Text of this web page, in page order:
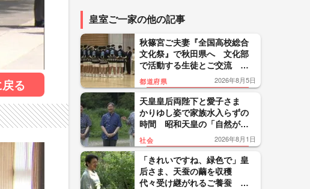
る
皇室ご一家の他の記事
秋篠宮ご夫妻『全国高校総合
文化祭』で秋田県へ 文化部
で活動する生徒とご交流
「何十回も」と驚かれる場面
も
都道府県 2026年8月5日
天皇皇后両陛下と愛子さま
かりゆし姿で家族水入らずの
時間 昭和天皇の「自然が生
きている」に思い 那須御用
邸でご静養
社会 2026年8月1日
「きれいですね、緑色で」皇
后さま、天蚕の繭を収穫
代々受け継がれるご養蚕 天